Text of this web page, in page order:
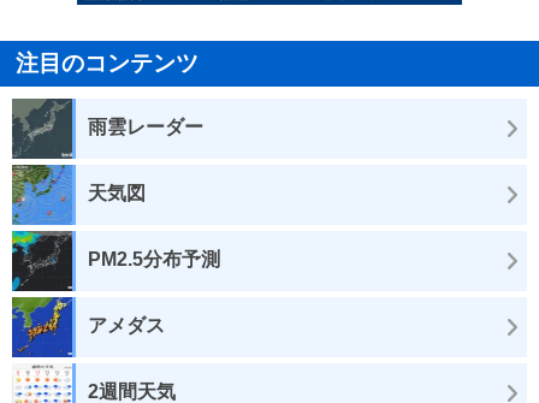
注目のコンテンツ
雨雲レーダー
天気図
PM2.5分布予測
アメダス
2週間天気